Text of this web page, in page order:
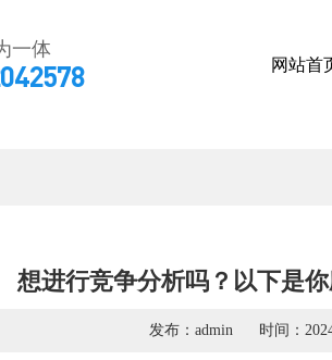
一体
网站首
想进行竞争分析吗？以下是
发布：admin 时间：